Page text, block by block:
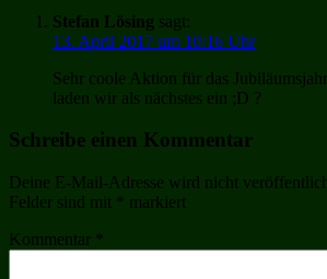
Stefan Lösing sagt:
13. April 2017 um 10:16 Uhr
Sehr coole Aktion für das
laden wir als nächstes ein ;D ?
Schreibe einen Kommentar
Deine E-Mail-Adresse wird nicht
Felder sind mit * markiert
Kommentar *